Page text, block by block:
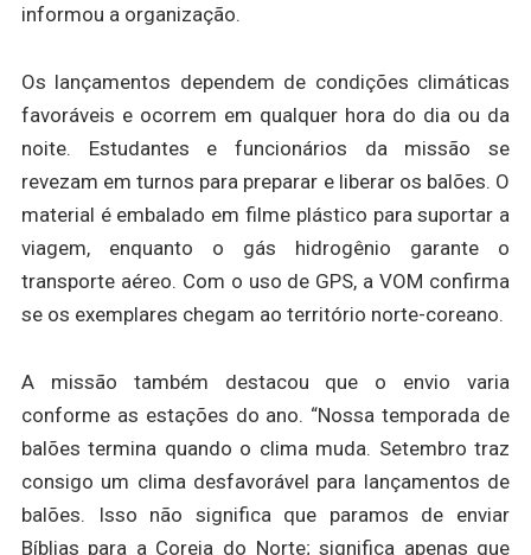
informou a organização.
Os lançamentos dependem de condições climáticas
favoráveis e ocorrem em qualquer hora do dia ou da
noite. Estudantes e funcionários da missão se
revezam em turnos para preparar e liberar os balões. O
material é embalado em filme plástico para suportar a
viagem, enquanto o gás hidrogênio garante o
transporte aéreo. Com o uso de GPS, a VOM confirma
se os exemplares chegam ao território norte-coreano.
A missão também destacou que o envio varia
conforme as estações do ano. “Nossa temporada de
balões termina quando o clima muda. Setembro traz
consigo um clima desfavorável para lançamentos de
balões. Isso não significa que paramos de enviar
Bíblias para a Coreia do Norte; significa apenas que